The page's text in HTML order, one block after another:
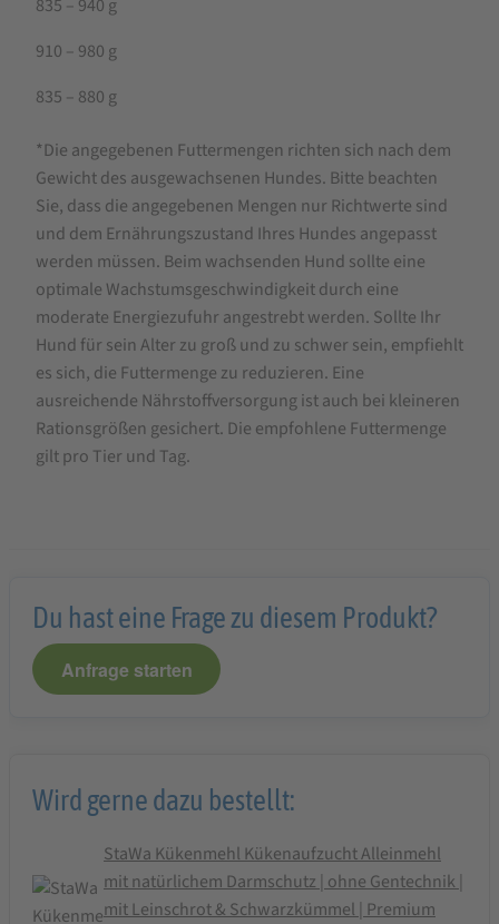
835 – 940 g
910 – 980 g
835 – 880 g
*Die angegebenen Futtermengen richten sich nach dem
Gewicht des ausgewachsenen Hundes. Bitte beachten
Sie, dass die angegebenen Mengen nur Richtwerte sind
und dem Ernährungszustand Ihres Hundes angepasst
werden müssen. Beim wachsenden Hund sollte eine
optimale Wachstumsgeschwindigkeit durch eine
moderate Energiezufuhr angestrebt werden. Sollte Ihr
Hund für sein Alter zu groß und zu schwer sein, empfiehlt
es sich, die Futtermenge zu reduzieren. Eine
ausreichende Nährstoffversorgung ist auch bei kleineren
Rationsgrößen gesichert. Die empfohlene Futtermenge
gilt pro Tier und Tag.
Du hast eine Frage zu diesem Produkt?
Anfrage starten
Wird gerne dazu bestellt:
StaWa Kükenmehl Kükenaufzucht Alleinmehl
mit natürlichem Darmschutz | ohne Gentechnik |
mit Leinschrot & Schwarzkümmel | Premium